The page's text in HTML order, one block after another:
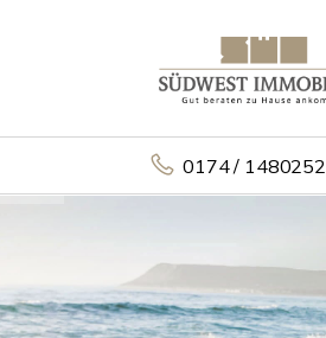
0174 / 1480252